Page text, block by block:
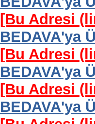
[Bu Adresi
BEDAVA'ya
[Bu Adresi
BEDAVA'ya
[Bu Adresi
BEDAVA'ya